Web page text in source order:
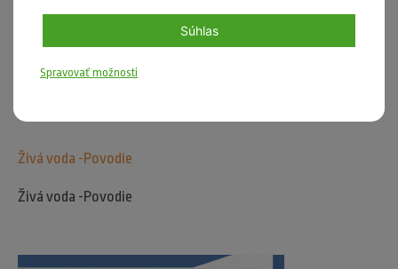
Živá voda -Povodie
Živá voda -Povodie
Súhlas
Spravovať možnosti